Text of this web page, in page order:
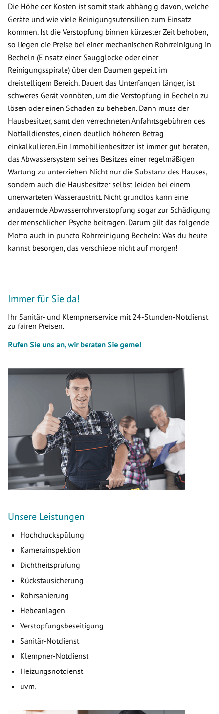
Die Höhe der Kosten ist somit stark abhängig davon, welche
Geräte und wie viele Reinigungsutensilien zum Einsatz
kommen. Ist die Verstopfung binnen kürzester Zeit behoben,
so liegen die Preise bei einer mechanischen Rohrreinigung in
Becheln (Einsatz einer Saugglocke oder einer
Reinigungsspirale) über den Daumen gepeilt im
dreistelligem Bereich. Dauert das Unterfangen länger, ist
schweres Gerät vonnöten, um die Verstopfung in Becheln zu
lösen oder einen Schaden zu beheben. Dann muss der
Hausbesitzer, samt den verrechneten Anfahrtsgebühren des
Notfalldienstes, einen deutlich höheren Betrag
einkalkulieren.Ein Immobilienbesitzer ist immer gut beraten,
das Abwassersystem seines Besitzes einer regelmäßigen
Wartung zu unterziehen. Nicht nur die Substanz des Hauses,
sondern auch die Hausbesitzer selbst leiden bei einem
unerwarteten Wasseraustritt. Nicht grundlos kann eine
andauernde Abwasserrohrverstopfung sogar zur Schädigung
der menschlichen Psyche beitragen. Darum gilt das folgende
Motto auch in puncto Rohrreinigung Becheln: Was du heute
kannst besorgen, das verschiebe nicht auf morgen!
Immer für Sie da!
Ihr Sanitär- und Klempnerservice mit 24-Stunden-Notdienst
zu fairen Preisen.
Rufen Sie uns an, wir beraten Sie gerne!
Unsere Leistungen
Hochdruckspülung
Kamerainspektion
Dichtheitsprüfung
Rückstausicherung
Rohrsanierung
Hebeanlagen
Verstopfungsbeseitigung
Sanitär-Notdienst
Klempner-Notdienst
Heizungsnotdienst
uvm.